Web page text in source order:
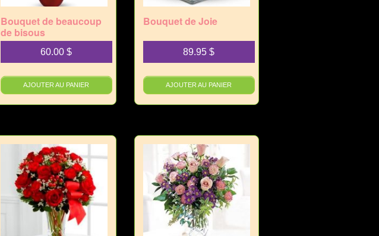
Bouquet de beaucoup
de bisous
60.00$
AJOUTER AU PANIER
Bouquet de Joie
89.95$
AJOUTER AU PANIER